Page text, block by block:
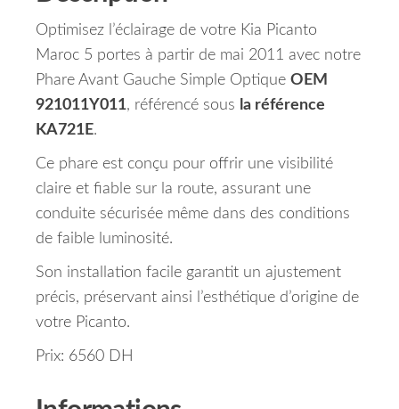
Optimisez l’éclairage de votre Kia Picanto
Maroc 5 portes à partir de mai 2011 avec notre
Phare Avant Gauche Simple Optique OEM
921011Y011, référencé sous la référence
KA721E.
Ce phare est conçu pour offrir une visibilité
claire et fiable sur la route, assurant une
conduite sécurisée même dans des conditions
de faible luminosité.
Son installation facile garantit un ajustement
précis, préservant ainsi l’esthétique d’origine de
votre Picanto.
Prix: 6560 DH